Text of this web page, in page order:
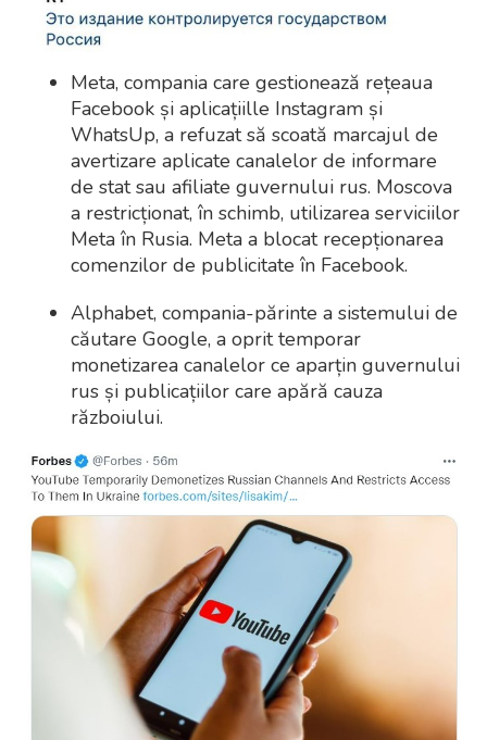
Meta, compania care gestionează rețeaua
Facebook și aplicațiille Instagram și
WhatsUp, a refuzat să scoată marcajul de
avertizare aplicate canalelor de informare
de stat sau afiliate guvernului rus. Moscova
a restricționat, în schimb, utilizarea serviciilor
Meta în Rusia. Meta a blocat recepționarea
comenzilor de publicitate în Facebook.
Alphabet, compania-părinte a sistemului de
căutare Google, a oprit temporar
monetizarea canalelor ce aparțin guvernului
rus și publicațiilor care apără cauza
războiului.